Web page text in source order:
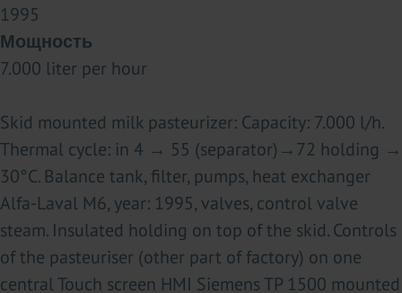
1995
Мощность
7.000 liter per hour
Skid mounted milk pasteurizer: Capacity: 7.000 l/h.
Thermal cycle: in 4 → 55 (separator)→72 holding →
30°C. Balance tank, filter, pumps, heat exchanger
Alfa-Laval M6, year: 1995, valves, control valve
steam. Insulated holding on top of the skid. Controls
of the pasteuriser (other part of factory) on one
central Touch screen HMI Siemens TP 1500 mounted